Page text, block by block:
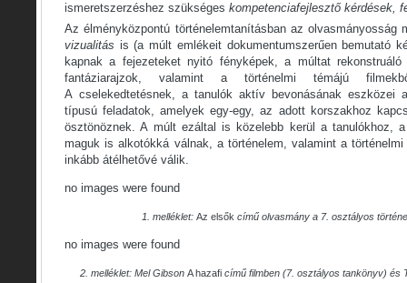
ismeretszerzéshez szükséges kompetenciafejlesztő kérdések,
Az élményközpontú történelemtanításban az olvasmányosság
vizualitás is (a múlt emlékeit dokumentumszerűen bemutató
kapnak a fejezeteket nyitó fényképek, a múltat
fantáziarajzok, valamint a történelmi témájú
A cselekedtetésnek, a tanulók aktív bevonásának eszközei
típusú feladatok, amelyek egy-egy, az adott korszakhoz
ösztönöznek. A múlt ezáltal is közelebb kerül a tanulókhoz,
maguk is alkotókká válnak, a történelem, valamint a
inkább átélhetővé válik.
no images were found
1. melléklet: Az elsőkcímű olvasmány a 7. osztályos
no images were found
2. melléklet: Mel Gibson A hazafi című filmben (7. osztályos tankönyv) és